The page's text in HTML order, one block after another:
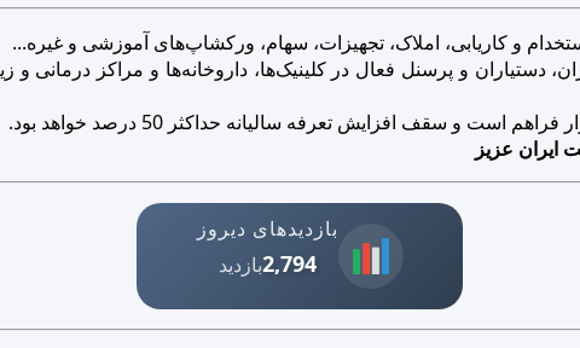
و کاریابی، املاک، تجهیزات، سهام، ورکشاپ‌های آموزشی و غیره...
دستیاران و پرسنل فعال در کلینیک‌ها، داروخانه‌ها و مراکز درمانی و
و سقف افزایش تعرفه سالیانه حداکثر 50 درصد خواهد بود.
ایران عزیز
بازدیدهای دیروز
2,794بازدید